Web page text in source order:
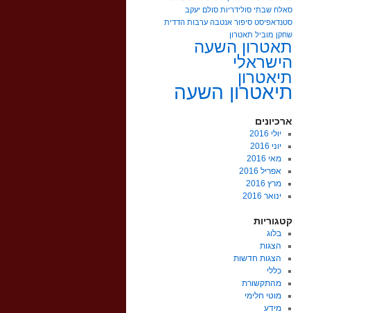
סאלח שבתי סולידריות סולם יעקב
סטנדאפיסט סיפור אנטבה ערבות הדדית
שחקן מוביל תאטרון
תאטרון השעה
הישראלי
תיאטרון
תיאטרון השעה
ארכיונים
יולי 2016
יוני 2016
מאי 2016
אפריל 2016
מרץ 2016
ינואר 2016
קטגוריות
בלוג
הצגות
הצגות חדשות
כללי
מהתקשורת
מוטי חלימי
מידע